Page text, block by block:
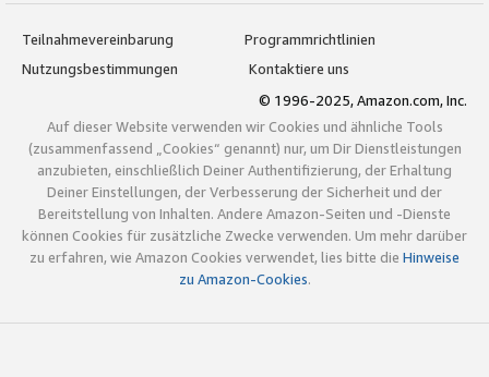
Teilnahmevereinbarung
Programmrichtlinien
Nutzungsbestimmungen
Kontaktiere uns
© 1996-2025, Amazon.com, Inc.
Auf dieser Website verwenden wir Cookies und ähnliche Tools
(zusammenfassend „Cookies“ genannt) nur, um Dir Dienstleistungen
anzubieten, einschließlich Deiner Authentifizierung, der Erhaltung
Deiner Einstellungen, der Verbesserung der Sicherheit und der
Bereitstellung von Inhalten. Andere Amazon-Seiten und -Dienste
können Cookies für zusätzliche Zwecke verwenden. Um mehr darüber
zu erfahren, wie Amazon Cookies verwendet, lies bitte die Hinweise
zu Amazon-Cookies.